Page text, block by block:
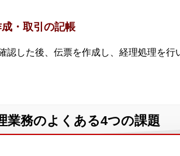
成・取引の記帳
認した後、伝票を作成し、経理処理を
業務のよくある4つの課題